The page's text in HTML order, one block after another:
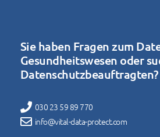
Sie haben Fragen zum
Gesundheitswesen oder
030 23 59 89 770
info@vital-data-protect.com